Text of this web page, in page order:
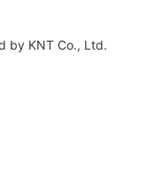
by KNT Co., Ltd.